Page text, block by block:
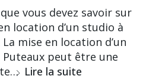
vous devez savoir sur
location d’un studio à
mise en location d’un
peut être une
Lire la suite